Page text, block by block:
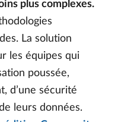
plus complexes.
La solution
les équipes qui
poussée,
d’une sécurité
leurs données.